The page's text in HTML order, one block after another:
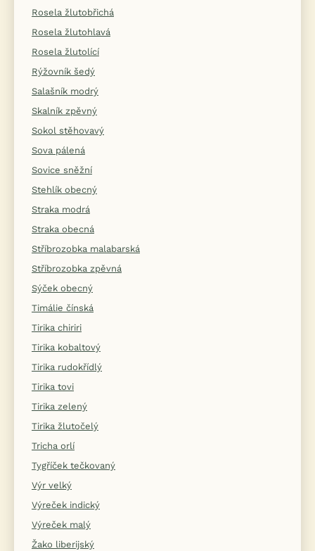
Rosela žlutobřichá
Rosela žlutohlavá
Rosela žlutolící
Rýžovník šedý
Salašník modrý
Skalník zpěvný
Sokol stěhovavý
Sova pálená
Sovice sněžní
Stehlík obecný
Straka modrá
Straka obecná
Stříbrozobka malabarská
Stříbrozobka zpěvná
Sýček obecný
Timálie čínská
Tirika chiriri
Tirika kobaltový
Tirika rudokřídlý
Tirika tovi
Tirika zelený
Tirika žlutočelý
Tricha orlí
Tygříček tečkovaný
Výr velký
Výreček indický
Výreček malý
Žako liberijský